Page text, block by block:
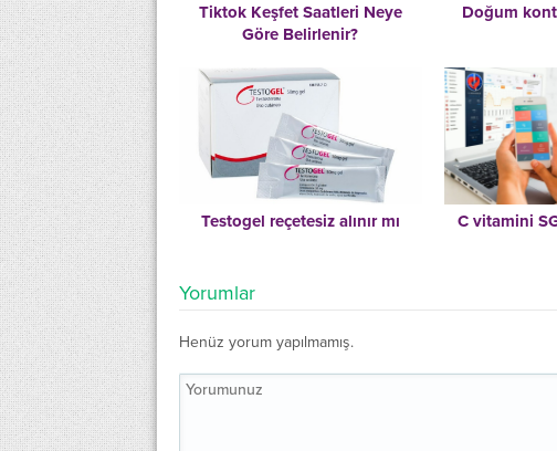
Tiktok Keşfet Saatleri Neye
Göre Belirlenir?
Doğum
Testogel reçetesiz alınır mı C vitamini
Yorumlar
Henüz yorum yapılmamış.